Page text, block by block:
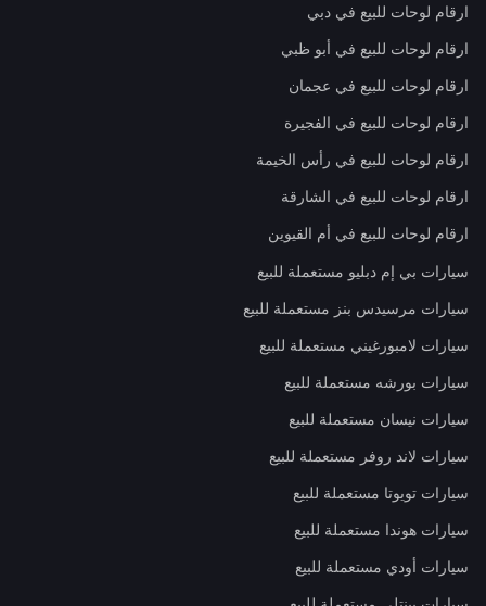
ارقام لوحات للبيع في دبي
ارقام لوحات للبيع في أبو ظبي
ارقام لوحات للبيع في عجمان
ارقام لوحات للبيع في الفجيرة
ارقام لوحات للبيع في رأس الخيمة
ارقام لوحات للبيع في الشارقة
ارقام لوحات للبيع في أم القيوين
سيارات بي إم دبليو مستعملة للبيع
سيارات مرسيدس بنز مستعملة للبيع
سيارات لامبورغيني مستعملة للبيع
سيارات بورشه مستعملة للبيع
سيارات نيسان مستعملة للبيع
سيارات لاند روفر مستعملة للبيع
سيارات تويوتا مستعملة للبيع
سيارات هوندا مستعملة للبيع
سيارات أودي مستعملة للبيع